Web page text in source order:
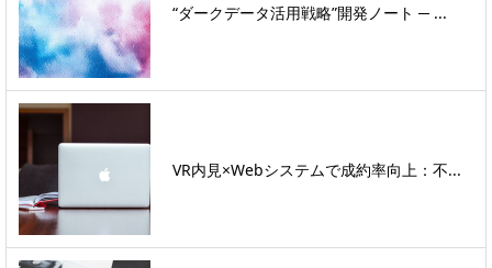
“ダークデータ活用戦略”開発ノート ─ ...
VR内見×Webシステムで成約率向上：不...